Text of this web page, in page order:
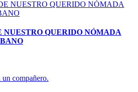
NUESTRO QUERIDO NÓMADA